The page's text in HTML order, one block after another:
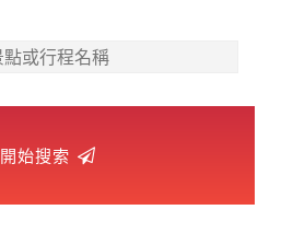
開始搜索